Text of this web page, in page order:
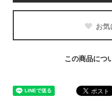
お
この商品につ